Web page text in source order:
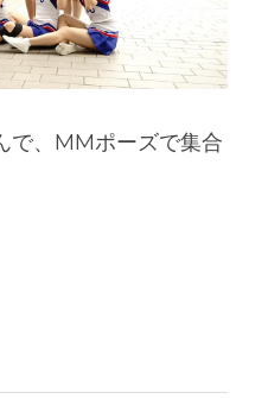
で、MMポーズで集合